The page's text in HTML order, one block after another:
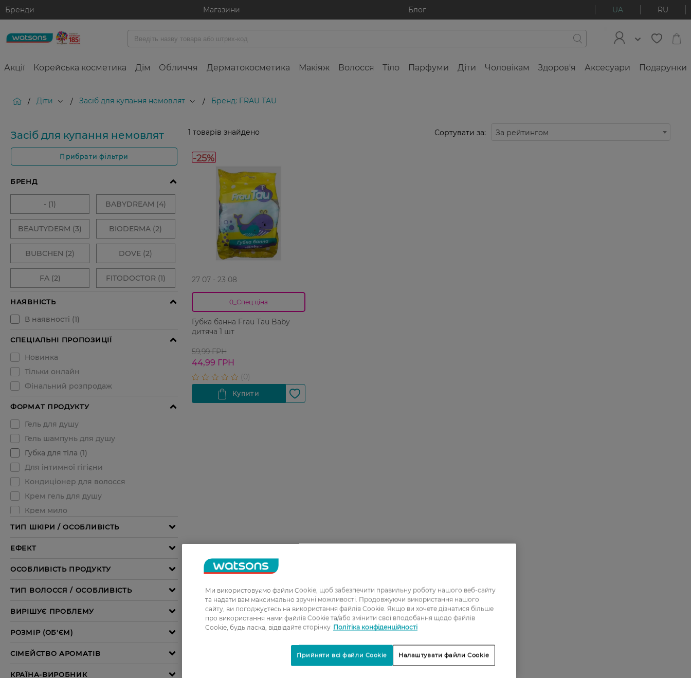
Бренди Магазини Блог UA RU
Акції Корейська косметика Дім Обличчя Дерматокосметика Макіяж Волосся Тіло Парфуми Діти Чоловікам Здоров'я Аксесуари Подарунки
/ Діти / Засіб для купання немовлят / Бренд: FRAU TAU
Засіб для купання немовлят
Прибрати фільтри
1 товарів знайдено Сортувати за: За рейтингом
-25%
27 07 - 23 08
0_Спец.ціна
Губка банна Frau Tau Baby
дитяча 1 шт
59,99 ГРН
44,99 ГРН
Ми використовуємо файли Cookie, щоб забезпечити правильну роботу нашого веб-сайту
та надати вам максимально зручні можливості. Продовжуючи використання нашого
сайту, ви погоджуєтесь на використання файлів Cookie. Якщо ви хочете дізнатися більше
про використання нами файлів Cookie та/або змінити свої вподобання щодо файлів
Cookie, будь ласка, відвідайте сторінку Політіка конфіденційності
Налаштувати файли Cookie
Прийняти всі файли Cookie